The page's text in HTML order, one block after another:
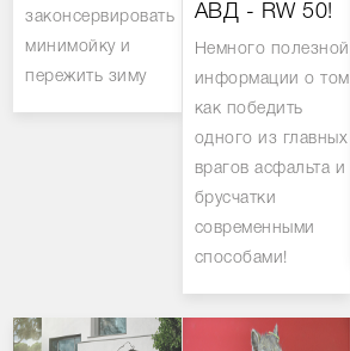
законсервировать
минимойку и
пережить зиму
АВД - RW 50!
Немного полезной
информации о том
как победить
одного из главных
врагов асфальта и
брусчатки
современными
способами!